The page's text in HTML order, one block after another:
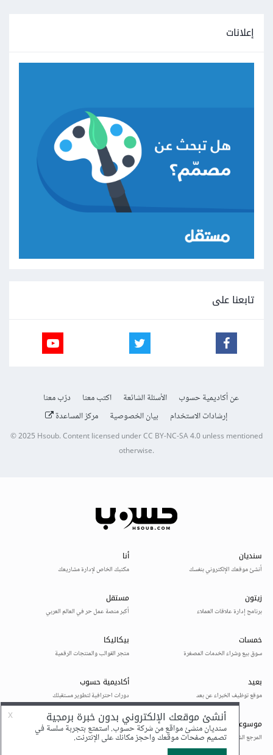
إعلانات
تابعنا على
عن أكاديمية حسوب الأسئلة الشائعة اكتب معنا
درّب معنا
إرشادات الاستخدام
بيان الخصوصية مركز المساعدة
© 2025Hsoub.Content licensed underCC BY-NC-SA 4.0unless mentioned
otherwise.